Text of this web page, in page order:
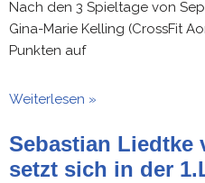
Nach den 3 Spieltage von
Gina-Marie Kelling (CrossFit
Punkten auf
Weiterlesen »
Sebastian Liedtke
setzt sich in der